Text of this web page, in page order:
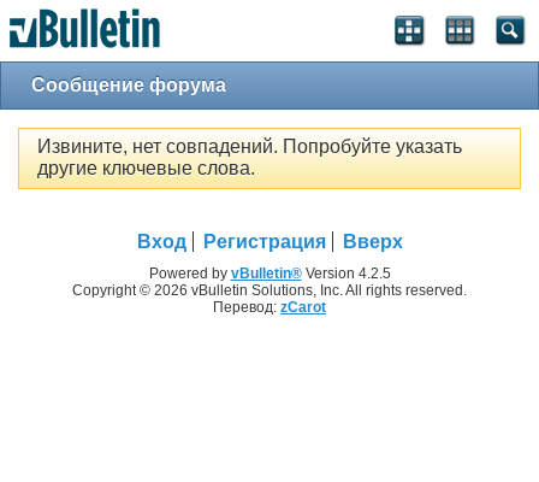
Сообщение форума
Извините, нет совпадений. Попробуйте указать
другие ключевые слова.
Вход Регистрация Вверх
Powered by vBulletin®Version 4.2.5
Copyright © 2026 vBulletin Solutions, Inc. All rights reserved.
Перевод: zCarot